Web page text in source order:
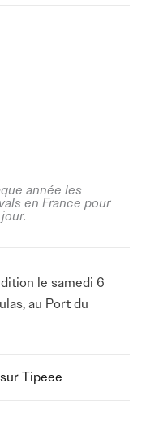
année les
en France pour
le samedi 6
au Port du
et patrimoine
s’inscrit dans la
chaleureux qui
Tipeee